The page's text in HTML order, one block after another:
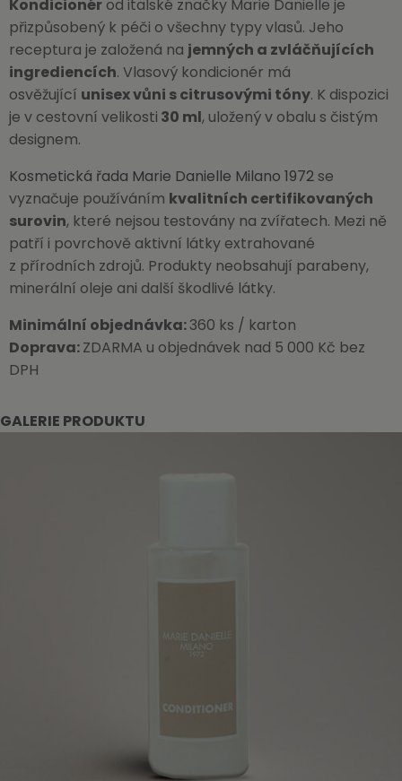
GALERIE PRODUKTU
Kondicionér od italské značky Marie Danielle je
přizpůsobený k péči o všechny typy vlasů. Jeho
receptura je založená na jemných a zvláčňujících
ingrediencích. Vlasový kondicionér má
osvěžující unisex vůni s citrusovými tóny. K dispozici
je v cestovní velikosti 30 ml, uložený v obalu s čistým
designem.
Kosmetická řada Marie Danielle Milano 1972 se
vyznačuje používáním kvalitních certifikovaných
surovin, které nejsou testovány na zvířatech. Mezi ně
patří i povrchově aktivní látky extrahované
z přírodních zdrojů. Produkty neobsahují parabeny,
minerální oleje ani další škodlivé látky.
Minimální objednávka:360 ks / karton
Doprava:ZDARMA u objednávek nad 5 000 Kč bez
DPH